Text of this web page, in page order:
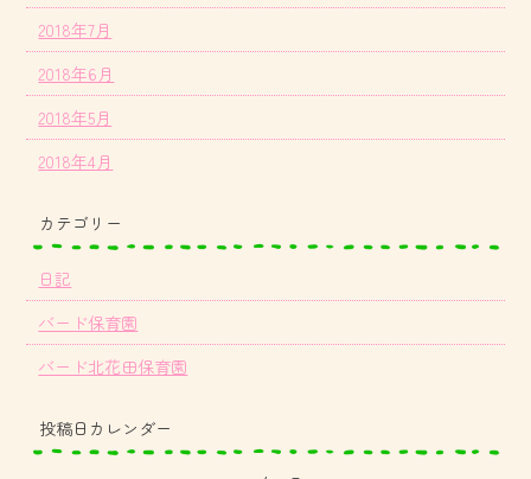
2018年7月
2018年6月
2018年5月
2018年4月
カテゴリー
日記
バード保育園
バード北花田保育園
投稿日カレンダー